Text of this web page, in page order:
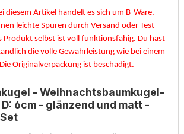
diesem Artikel handelt es sich um B-Ware.
leichte Spuren durch Versand oder Test
Produkt selbst ist voll funktionsfähig. Du hast
die volle Gewährleistung wie bei einem
Originalverpackung ist beschädigt.
- Weihnachtsbaumkugel-
6cm - glänzend und matt -